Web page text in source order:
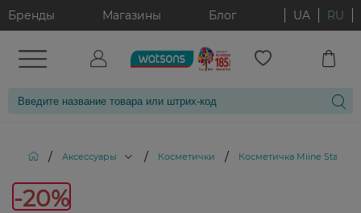
Бренды Магазины Блог UA RU
/ Аксессуары / Косметички / Косметичка Miine Star 1 шт
-20%